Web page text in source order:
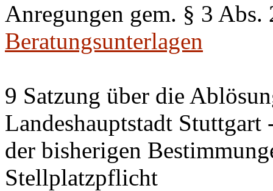
Anregungen gem. § 3 Abs.
Beratungsunterlagen
9 Satzung über die
Landeshauptstadt
der bisherigen
Stellplatzpflicht